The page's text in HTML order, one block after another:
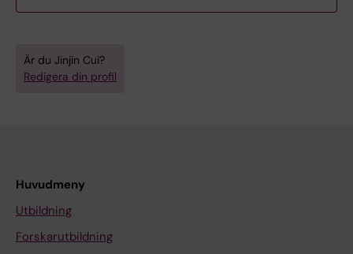
Är du Jinjin Cui?
Redigera din profil
Huvudmeny
Utbildning
Forskarutbildning